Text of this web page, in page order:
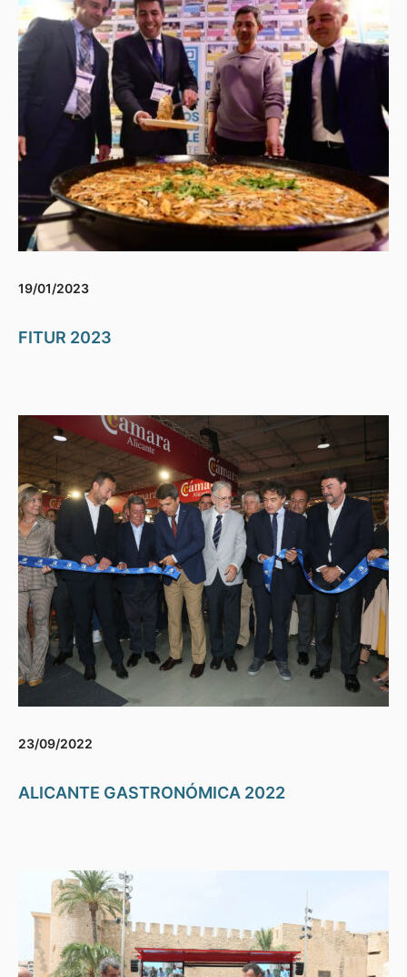
19/01/2023
FITUR 2023
23/09/2022
ALICANTE GASTRONÓMICA 2022